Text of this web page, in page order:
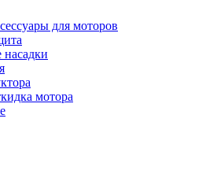
для моторов
мотора